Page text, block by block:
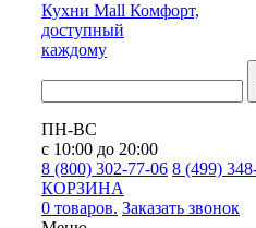
Кухни Mall Комфорт,
доступный
каждому
ПН-ВС
с 10:00 до 20:00
8 (800) 302-77-06 8 (499)
КОРЗИНА
0 товаров. Заказать звонок